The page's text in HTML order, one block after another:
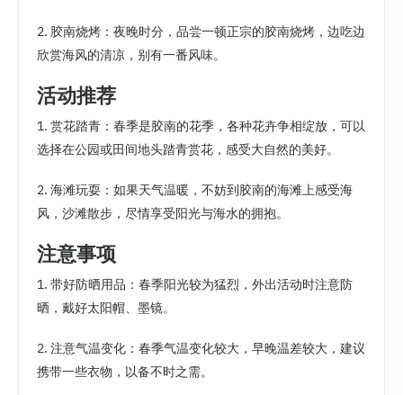
2. 胶南烧烤：夜晚时分，品尝一顿正宗的胶南烧烤，边吃边
欣赏海风的清凉，别有一番风味。
活动推荐
1. 赏花踏青：春季是胶南的花季，各种花卉争相绽放，可以
选择在公园或田间地头踏青赏花，感受大自然的美好。
2. 海滩玩耍：如果天气温暖，不妨到胶南的海滩上感受海
风，沙滩散步，尽情享受阳光与海水的拥抱。
注意事项
1. 带好防晒用品：春季阳光较为猛烈，外出活动时注意防
晒，戴好太阳帽、墨镜。
2. 注意气温变化：春季气温变化较大，早晚温差较大，建议
携带一些衣物，以备不时之需。